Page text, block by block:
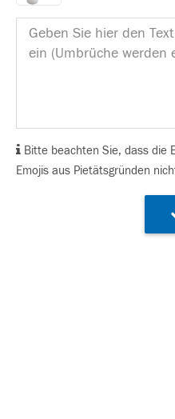
Bitte beachten Sie, dass die
Emojis aus Pietätsgründen